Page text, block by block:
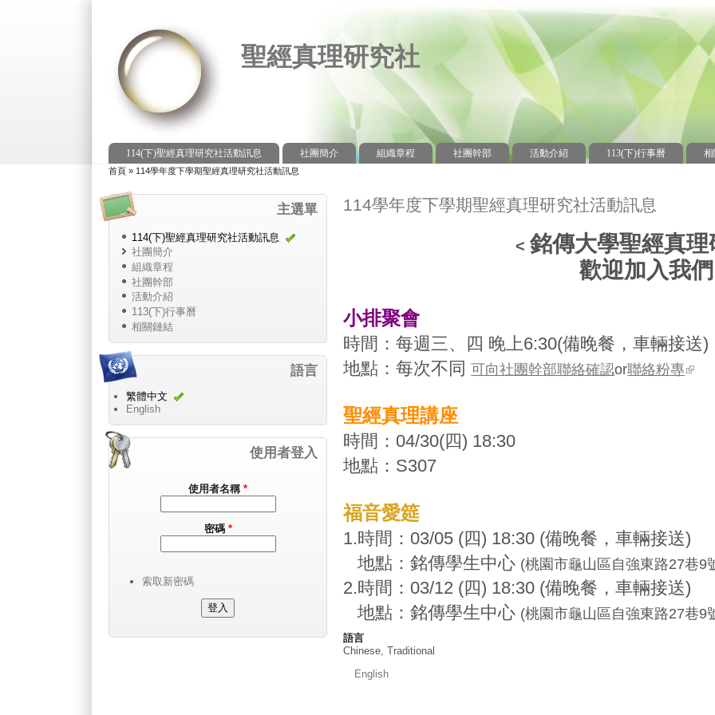
聖經真理研究社
主選單
114(下)聖經真理研究社活動訊息 社團簡介 組織章程 社團幹部 活動介紹 113(下)行事曆
您在這裡
首頁 » 114學年度下學期聖經真理研究社活動訊息
114學年度下學期聖經真理研究社活動訊息
< 銘傳大學聖經真
歡迎加入我
小排聚會
時間：每週三、四 晚上6:30(備晚餐，車輛接送)
地點：每次不同可向社團幹部聯絡確認or聯絡粉專
聖經真理講座
時間：04/30(四) 18:30
地點：S307
福音愛筵
1.時間：03/05 (四) 18:30 (備晚餐，車輛接送)
地點：銘傳學生中心 (桃園市龜山區自強東路27巷9
2.時間：03/12 (四) 18:30 (備晚餐，車輛接送)
地點：銘傳學生中心 (桃園市龜山區自強東路27巷9
語言
Chinese, Traditional
English
主選單
114(下)聖經真理研究社活動訊息
社團簡介
組織章程
社團幹部
活動介紹
113(下)行事曆
相關鏈結
語言
繁體中文
English
使用者登入
使用者名稱*
密碼 *
索取新密碼